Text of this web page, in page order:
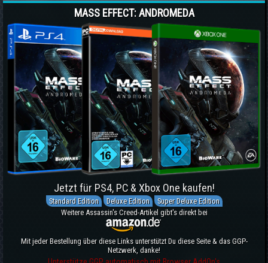
MASS EFFECT: ANDROMEDA
Jetzt für PS4, PC & Xbox One kaufen!
Standard Edition Deluxe Edition
Super Deluxe Edition
Weitere Assassin's Creed-Artikel gibt's direkt bei
Mit jeder Bestellung über diese Links unterstützt Du diese Seite & das GGP-
Netzwerk, danke!